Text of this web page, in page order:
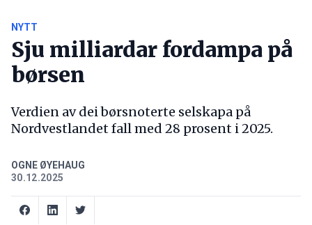
NYTT
Sju milliardar fordampa på
børsen
Verdien av dei børsnoterte selskapa på
Nordvestlandet fall med 28 prosent i 2025.
OGNE ØYEHAUG
30.12.2025